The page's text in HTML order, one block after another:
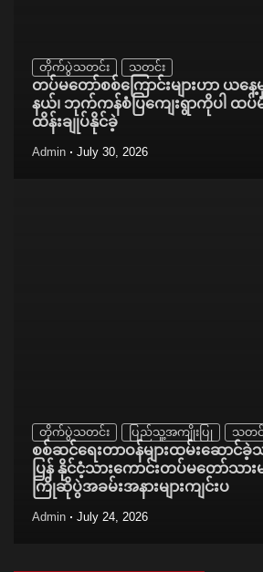
တိုက်ပွဲသတင်း သတင်း
တပ်မတော်စစ်ကြောင်းများဟာ ယနေ့
နယ်၊ ဘုက်ကန်စံပြကျေးရွာကိုပါ ထ
ထိန်းချုပ်နိုင်ခဲ့
Admin July 30, 2026
တိုက်ပွဲသတင်း ပြည်သူ့အကျိုးပြု သတင်
စစ်ဆင်ရေးတာဝန်များထမ်းဆောင်
ပြန် နိုင်ငံ့သားကောင်းတပ်မတော်သား
ကြိုဆိုပွဲအခမ်းအနားများကျင်းပ
Admin July 24, 2026